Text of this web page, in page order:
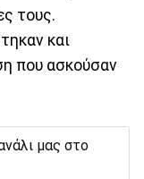
τους.
και
που ασκούσαν
μας στο